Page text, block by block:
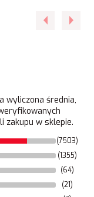
wyliczona średnia,
zakupu w sklepie.
(7503)
(1355)
(64)
(21)